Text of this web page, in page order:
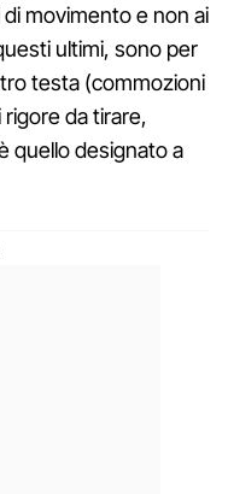
di movimento e non ai
ultimi, sono per
testa (commozioni
da tirare,
quello designato a